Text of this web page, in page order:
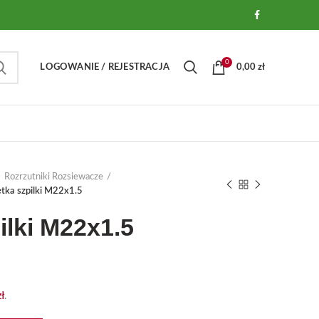
LOGOWANIE / REJESTRACJA
0
0,00 zł
Rozrzutniki Rozsiewacze
szpilki M22x1.5
M22x1.5
.